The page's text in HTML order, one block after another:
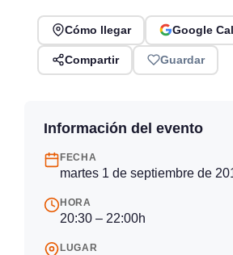
Cómo llegar Google
Compartir Guardar
Información del evento
FECHA
martes 1 de septiembre de
HORA
20:30 – 22:00h
LUGAR